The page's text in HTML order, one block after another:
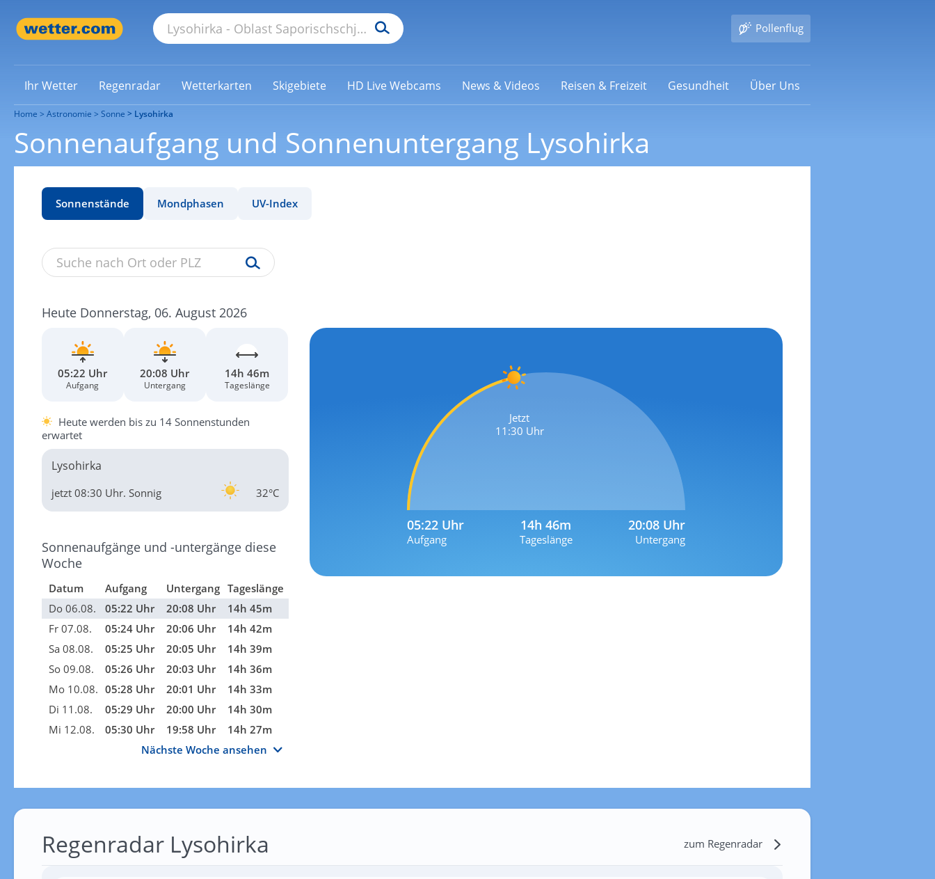
Pollenflug
Ihr Wetter Regenradar Wetterkarten Skigebiete HD Live Webcams News & Videos Reisen & Freizeit Gesundheit Über Uns
Home Astronomie Sonne Lysohirka
Sonnenaufgang und Sonnenuntergang Lysohirka
Sonnenstände Mondphasen UV-Index
Heute Donnerstag, 06. August 2026
05:22 Uhr
Aufgang
20:08 Uhr
Untergang
14h 46m
Tageslänge
Heute werden bis zu 14 Sonnenstunden
erwartet
Lysohirka
32°C
jetzt 08:30 Uhr. Sonnig
Sonnenaufgänge und -untergänge diese
Woche
Datum Aufgang Untergang Tageslänge
Do 06.08.
05:22 Uhr 20:08 Uhr
14h 45m
Fr 07.08.
05:24 Uhr 20:06 Uhr
14h 42m
Sa 08.08.
05:25 Uhr 20:05 Uhr
14h 39m
So 09.08.
05:26 Uhr 20:03 Uhr
14h 36m
Mo 10.08. 05:28 Uhr 20:01 Uhr
14h 33m
Di 11.08.
05:29 Uhr 20:00 Uhr
14h 30m
Mi 12.08.
05:30 Uhr 19:58 Uhr
14h 27m
Nächste Woche ansehen
Jetzt
11:30 Uhr
05:22 Uhr
Aufgang
14h 46m
Tageslänge
20:08 Uhr
Untergang
Regenradar Lysohirka zum Regenradar